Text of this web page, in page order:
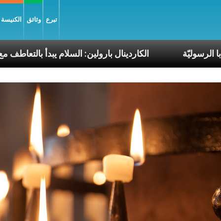
وثائق تبرع
الكاردينال بارولين: السلام رحلات البابا الرسوليّة